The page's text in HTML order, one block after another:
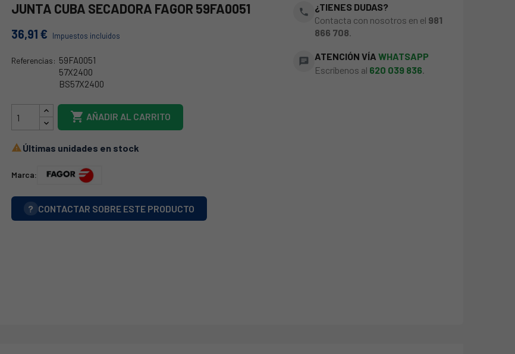
JUNTA CUBA SECADORA FAGOR 59FA0051
36,91 € Impuestos incluidos
Referencias: 59FA0051
57X2400
BS57X2400
 AÑADIR AL CARRITO
 Últimas unidades en stock
Marca:
? CONTACTAR SOBRE ESTE PRODUCTO
phone
¿TIENES DUDAS?
Contacta con nosotros en el 981
866 708.
chat ATENCIÓN VÍAWHATSAPP
Escríbenos al 620 039 836